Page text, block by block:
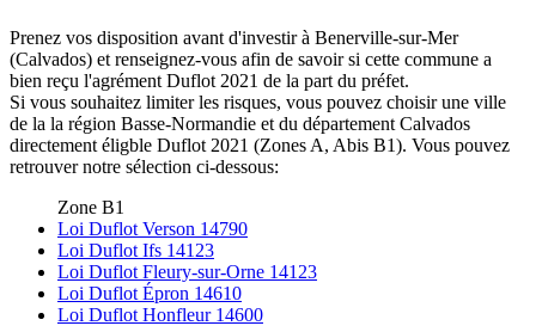
Prenez vos disposition avant d'investir à Benerville-sur-Mer
(Calvados) et renseignez-vous afin de savoir si cette commune a
bien reçu l'agrément Duflot 2021 de la part du préfet.
Si vous souhaitez limiter les risques, vous pouvez choisir une ville
de la la région Basse-Normandie et du département Calvados
directement éligble Duflot 2021 (Zones A, Abis B1). Vous pouvez
retrouver notre sélection ci-dessous:
Zone B1
Loi Duflot Verson 14790
Loi Duflot Ifs 14123
Loi Duflot Fleury-sur-Orne 14123
Loi Duflot Épron 14610
Loi Duflot Honfleur 14600